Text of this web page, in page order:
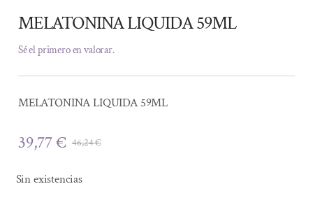
MELATONINA LIQUIDA 59ML
Sé el primero en valorar.
MELATONINA LIQUIDA 59ML
46,24€El
39,77€
El
Sin existencias